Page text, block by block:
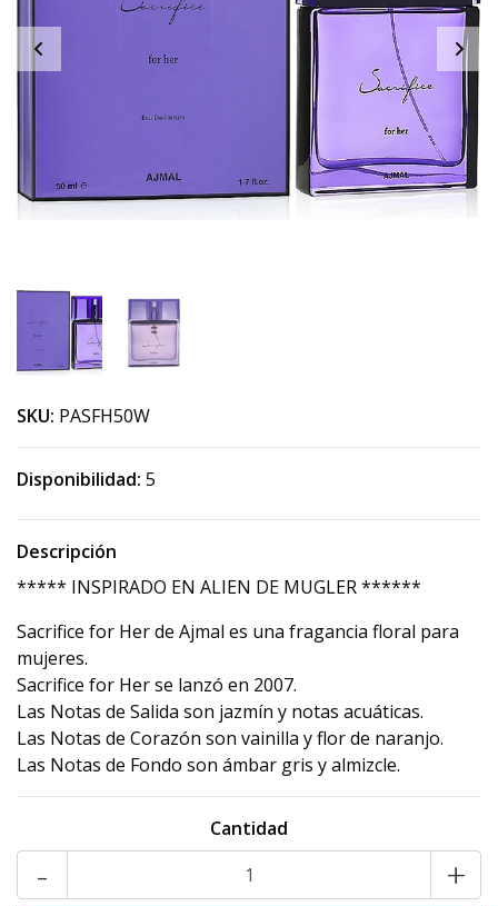
SKU: PASFH50W
Disponibilidad: 5
Descripción
***** INSPIRADO EN ALIEN DE MUGLER ******
Sacrifice for Her de Ajmal es una fragancia floral para
mujeres.
Sacrifice for Her se lanzó en 2007.
Las Notas de Salida son jazmín y notas acuáticas.
Las Notas de Corazón son vainilla y flor de naranjo.
Las Notas de Fondo son ámbar gris y almizcle.
Cantidad
- +